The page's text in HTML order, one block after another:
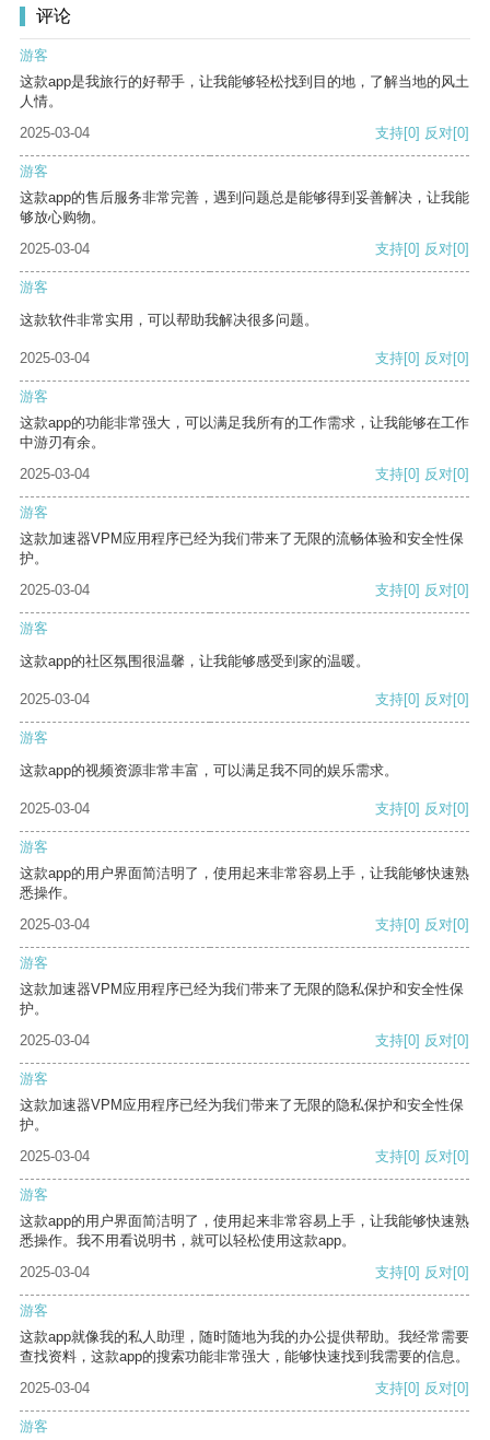
评论
游客
这款app是我旅行的好帮手，让我能够轻松找到目的地，了解当地的风土
人情。
2025-03-04
支持[0] 反对[0]
游客
这款app的售后服务非常完善，遇到问题总是能够得到妥善解决，让我能
够放心购物。
2025-03-04
支持[0] 反对[0]
游客
这款软件非常实用，可以帮助我解决很多问题。
2025-03-04 支持[0] 反对[0]
游客
这款app的功能非常强大，可以满足我所有的工作需求，让我能够在工作
中游刃有余。
2025-03-04
支持[0] 反对[0]
游客
这款加速器VPM应用程序已经为我们带来了无限的流畅体验和安全性保
护。
2025-03-04
支持[0] 反对[0]
游客
这款app的社区氛围很温馨，让我能够感受到家的温暖。
2025-03-04 支持[0] 反对[0]
游客
这款app的视频资源非常丰富，可以满足我不同的娱乐需求。
2025-03-04 支持[0] 反对[0]
游客
这款app的用户界面简洁明了，使用起来非常容易上手，让我能够快速熟
悉操作。
2025-03-04
支持[0] 反对[0]
游客
这款加速器VPM应用程序已经为我们带来了无限的隐私保护和安全性保
护。
2025-03-04
支持[0] 反对[0]
游客
这款加速器VPM应用程序已经为我们带来了无限的隐私保护和安全性保
护。
2025-03-04
支持[0] 反对[0]
游客
这款app的用户界面简洁明了，使用起来非常容易上手，让我能够快速熟
悉操作。我不用看说明书，就可以轻松使用这款app。
2025-03-04
支持[0] 反对[0]
游客
这款app就像我的私人助理，随时随地为我的办公提供帮助。我经常需要
查找资料，这款app的搜索功能非常强大，能够快速找到我需要的信息。
2025-03-04
支持[0] 反对[0]
游客